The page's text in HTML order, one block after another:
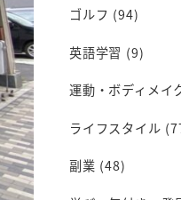
ゴルフ (94)
英語学習 (9)
運動・ボディメイ
ライフスタイル
副業 (48)